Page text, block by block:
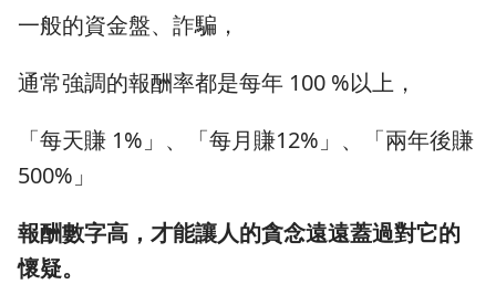
一般的資金盤、詐騙，
通常強調的報酬率都是每年 100 %以上，
「每天賺 1%」、「每月賺12%」、「兩年後賺
500%」
報酬數字高，才能讓人的貪念遠遠蓋過對它的
懷疑。